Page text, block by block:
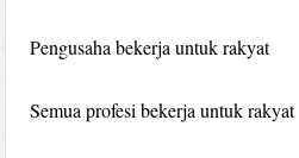
Pengusaha bekerja untuk rakyat
Semua profesi bekerja untuk rakyat